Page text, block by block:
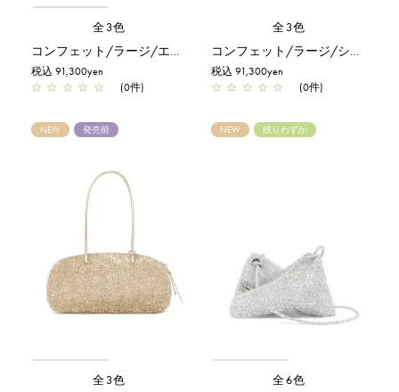
全3色
コンフェット/ラージ/エナメルブラック
税込 91,300yen
☆ ☆ ☆ ☆ ☆ (0件)
全3色
コンフェット/ラージ/シルバー
税込 91,300yen
☆ ☆ ☆ ☆ ☆ (0件)
NEW 発売前
全3色
NEW 残りわずか
全6色